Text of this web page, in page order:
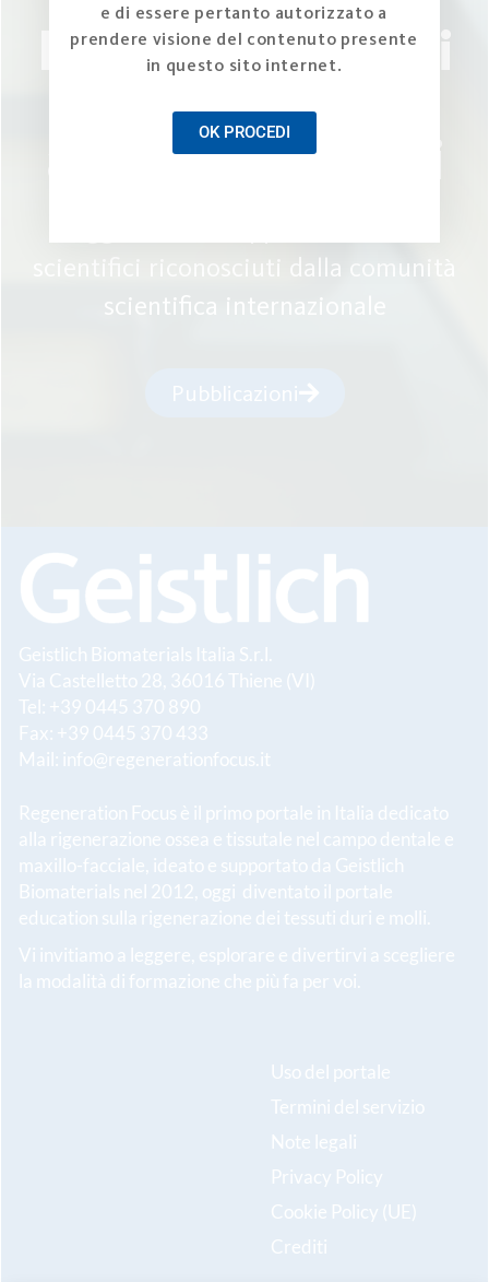
Esplora gli articoli
e gli
approfondimenti
scientifici riconosciuti dalla comunità
scientifica internazionale
Pubblicazioni
Geistlich Biomaterials Italia S.r.l.
Via Castelletto 28, 36016 Thiene (VI)
Tel: +39 0445 370 890
Fax: +39 0445 370 433
Mail: info@regenerationfocus.it
Regeneration Focus è il primo portale in Italia dedicato
alla rigenerazione ossea e tissutale nel campo dentale e
maxillo-facciale, ideato e supportato da Geistlich
Biomaterials nel 2012, oggi diventato il portale
education sulla rigenerazione dei tessuti duri e molli.
Vi invitiamo a leggere, esplorare e divertirvi a scegliere
la modalità di formazione che più fa per voi.
Uso del portale
Termini del servizio
Note legali
Privacy Policy
Cookie Policy (UE)
Crediti
e di essere pertanto autorizzato a
prendere visione del contenuto presente
in questo sito internet.
OK PROCEDI